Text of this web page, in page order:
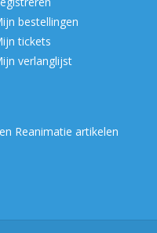
bestellingen
tickets
verlanglijst
Reanimatie artikelen